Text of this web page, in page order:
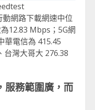
動網路下載網速中位
12.83 Mbps；5G網
華電信為 415.45
灣大哥大 276.38
服務範圍廣，而